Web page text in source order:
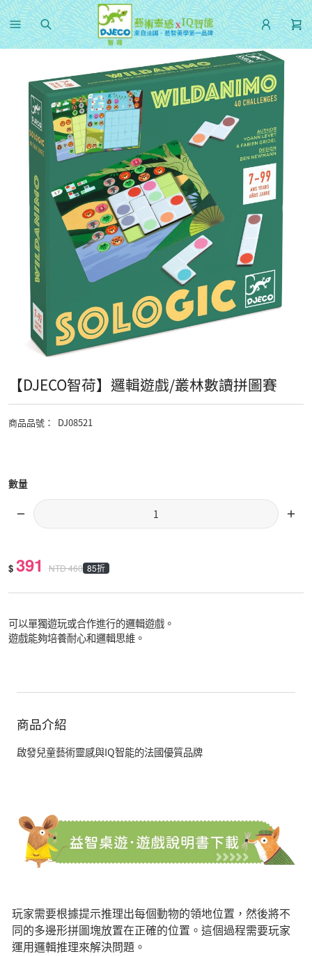
【DJECO智荷】邏輯遊戲/叢林數讀拼圖賽
商品品號 ： DJ08521
數量
$ 391 NTD460 85折
可以單獨遊玩或合作進行的邏輯遊戲。
遊戲能夠培養耐心和邏輯思維。
商品介紹
啟發兒童藝術靈感與IQ智能的法國優質品牌
玩家需要根據提示推理出每個動物的領地位置，然後將不
同的多邊形拼圖塊放置在正確的位置。這個過程需要玩家
運用邏輯推理來解決問題。